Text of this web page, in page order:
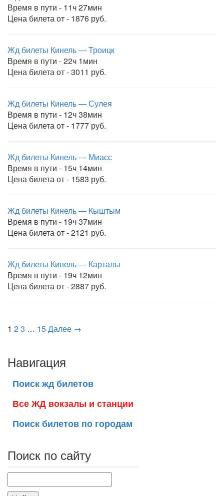
Время в пути - 11ч 27мин
Цена билета от - 1876 руб.
Жд билеты Кинель — Троицк
Время в пути - 22ч 1мин
Цена билета от - 3011 руб.
Жд билеты Кинель — Сулея
Время в пути - 12ч 38мин
Цена билета от - 1777 руб.
Жд билеты Кинель — Миасс
Время в пути - 15ч 14мин
Цена билета от - 1583 руб.
Жд билеты Кинель — Кыштым
Время в пути - 19ч 37мин
Цена билета от - 2121 руб.
Жд билеты Кинель — Карталы
Время в пути - 19ч 12мин
Цена билета от - 2887 руб.
1 23 … 15Далее →
Навигация
Поиск жд билетов
Все ЖД вокзалы и станции
Поиск билетов по городам
Поиск по сайту